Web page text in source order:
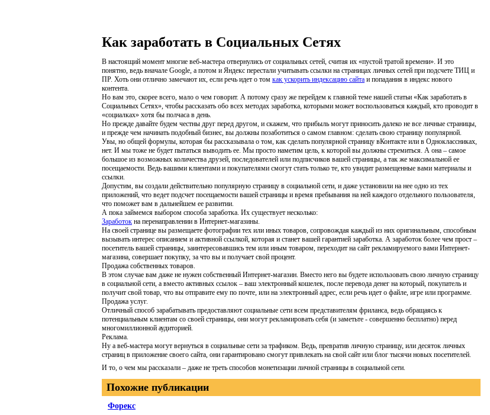
Как заработать в Социальных Сетях
В настоящий момент многие веб-мастера отвернулись от социальных сетей, считая их «пустой тратой времени». И это
понятно, ведь вначале Google, а потом и Яндекс перестали учитывать ссылки на страницах личных сетей при подсчете ТИЦ и
ПР. Хоть они отлично замечают их, если речь идет о том как ускорить индексацию сайта и попадания в индекс нового
контента.
Но вам это, скорее всего, мало о чем говорит. А потому сразу же перейдем к главной теме нашей статьи «Как заработать в
Социальных Сетях», чтобы рассказать обо всех методах заработка, которыми может воспользоваться каждый, кто проводит в
«социалках» хотя бы полчаса в день.
Но прежде давайте будем честны друг перед другом, и скажем, что прибыль могут приносить далеко не все личные страницы,
и прежде чем начинать подобный бизнес, вы должны позаботиться о самом главном: сделать свою страницу популярной.
Увы, но общей формулы, которая бы рассказывала о том, как сделать популярной страницу вКонтакте или в Одноклассниках,
нет. И мы тоже не будет пытаться выводить ее. Мы просто наметим цель, к которой вы должны стремиться. А она – самое
большое из возможных количества друзей, последователей или подписчиков вашей страницы, а так же максимальной ее
посещаемости. Ведь вашими клиентами и покупателями смогут стать только те, кто увидит размещенные вами материалы и
ссылки.
Допустим, вы создали действительно популярную страницу в социальной сети, и даже установили на нее одно из тех
приложений, что ведет подсчет посещаемости вашей страницы и время пребывания на ней каждого отдельного пользователя,
что поможет вам в дальнейшем ее развитии.
А пока займемся выбором способа заработка. Их существует несколько:
Заработок на перенаправлении в Интернет-магазины.
На своей странице вы размещаете фотографии тех или иных товаров, сопровождая каждый из них оригинальным, способным
вызывать интерес описанием и активной ссылкой, которая и станет вашей гарантией заработка. А заработок более чем прост –
посетитель вашей страницы, заинтересовавшись тем или иным товаром, переходит на сайт рекламируемого вами Интернет-
магазина, совершает покупку, за что вы и получает свой процент.
Продажа собственных товаров.
В этом случае вам даже не нужен собственный Интернет-магазин. Вместо него вы будете использовать свою личную страницу
в социальной сети, а вместо активных ссылок – ваш электронный кошелек, после перевода денег на который, покупатель и
получит свой товар, что вы отправите ему по почте, или на электронный адрес, если речь идет о файле, игре или программе.
Продажа услуг.
Отличный способ зарабатывать предоставляют социальные сети всем представителям фриланса, ведь обращаясь к
потенциальным клиентам со своей страницы, они могут рекламировать себя (и заметьте - совершенно бесплатно) перед
многомиллионной аудиторией.
Реклама.
Ну а веб-мастера могут вернуться в социальные сети за трафиком. Ведь, превратив личную страницу, или десяток личных
страниц в приложение своего сайта, они гарантировано смогут привлекать на свой сайт или блог тысячи новых посетителей.
И то, о чем мы рассказали – даже не треть способов монетизации личной страницы в социальной сети.
Похожие публикации
Форекс